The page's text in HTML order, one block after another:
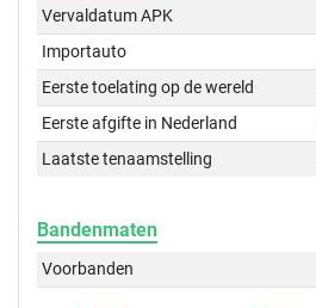
Vervaldatum APK
Importauto
Eerste toelating op de wereld
Eerste afgifte in Nederland
Laatste tenaamstelling
Bandenmaten
Voorbanden